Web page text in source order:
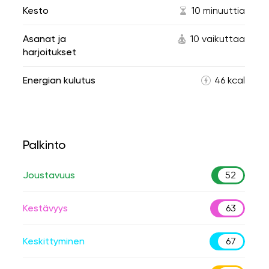
Kesto 10 minuuttia
Asanat ja
harjoitukset
10 vaikuttaa
Energian kulutus 46 kcal
Palkinto
Joustavuus 52
Kestävyys 63
Keskittyminen 67